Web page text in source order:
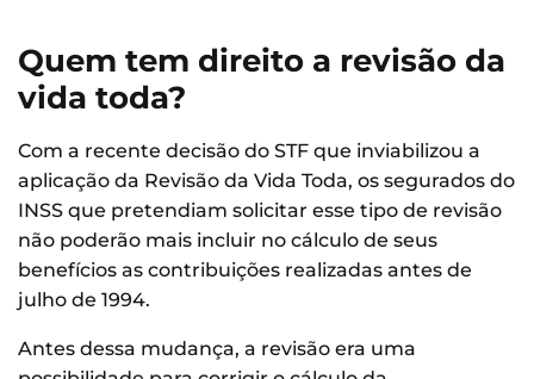
Quem tem direito a revisão da
vida toda?
Com a recente decisão do STF que inviabilizou a
aplicação da Revisão da Vida Toda, os segurados do
INSS que pretendiam solicitar esse tipo de revisão
não poderão mais incluir no cálculo de seus
benefícios as contribuições realizadas antes de
julho de 1994.
Antes dessa mudança, a revisão era uma